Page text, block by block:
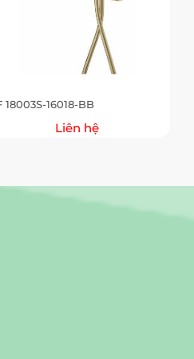
18003S-16018-BB
Liên hệ